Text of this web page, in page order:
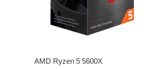
AMD Ryzen 5 5600X